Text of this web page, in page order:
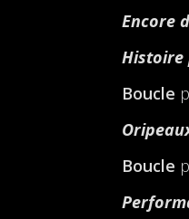
Encore
Histoire
Boucle
Boucle